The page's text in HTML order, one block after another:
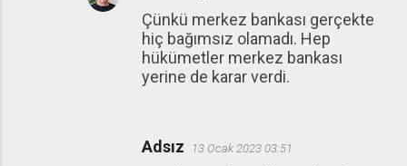
Çünkü merkez bankası gerçekte
hiç bağımsız olamadı. Hep
hükümetler merkez bankası
yerine de karar verdi.
Adsız 13 Ocak 2023 03:51